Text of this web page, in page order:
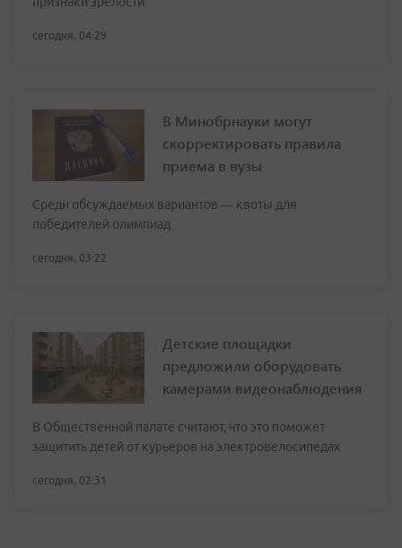
сегодня, 04:29
В Минобрнауки могут
скорректировать правила
приема в вузы
Среди обсуждаемых вариантов — квоты для
победителей олимпиад
сегодня, 03:22
Детские площадки
предложили оборудовать
камерами видеонаблюдения
В Общественной палате считают, что это поможет
защитить детей от курьеров на электровелосипедах
сегодня, 02:31